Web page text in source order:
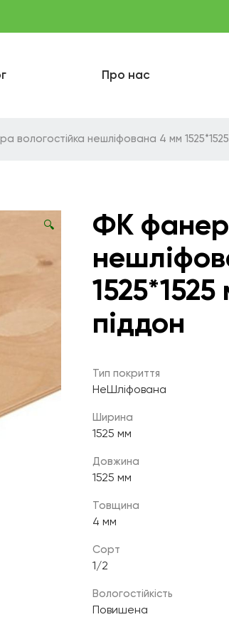
Про нас
вологостійка нешліфована 4 мм
🔍
ФК
піддон
Тип покриття
НеШліфована
Ширина
1525 мм
Довжина
1525 мм
Товщина
4 мм
Сорт
1/2
Вологостійкість
Повишена